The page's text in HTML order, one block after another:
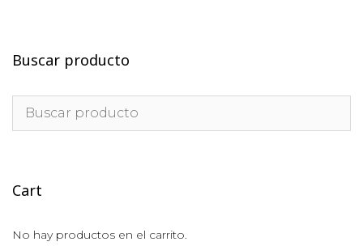
Buscar producto
Cart
No hay productos en el carrito.